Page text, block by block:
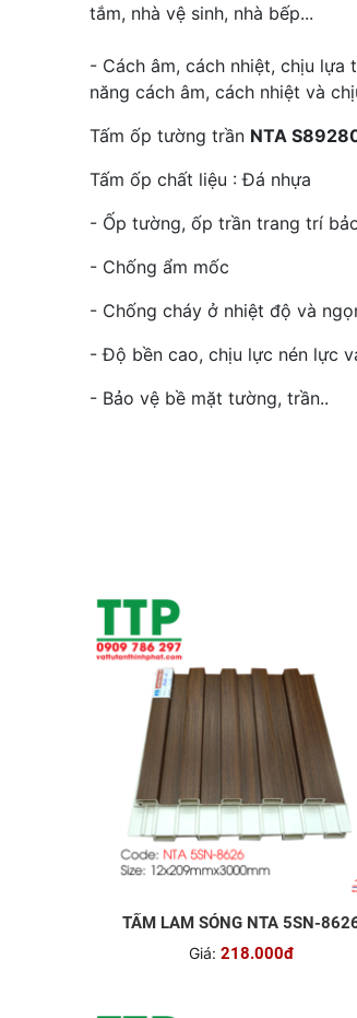
tắm, nhà vệ sinh, nhà bếp...
- Cách âm, cách nhiệt, chịu
năng cách âm, cách nhiệt và
Tấm ốp tường trần NTA
Tấm ốp chất liệu : Đá nhựa
- Ốp tường, ốp trần trang trí
- Chống ẩm mốc
- Chống cháy ở nhiệt độ và
- Độ bền cao, chịu lực nén lực
- Bảo vệ bề mặt tường, trần..
TẤM LAM SÓNG NTA 5SN-
Giá: 218.000đ